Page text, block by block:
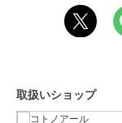
取扱いショップ